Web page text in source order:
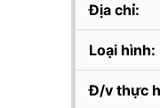
Địa chỉ:
Loại hình:
Đ/v thực